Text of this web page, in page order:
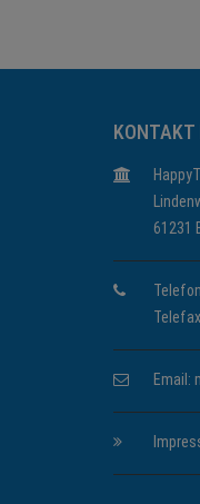
KONTAKT
61231
Email: